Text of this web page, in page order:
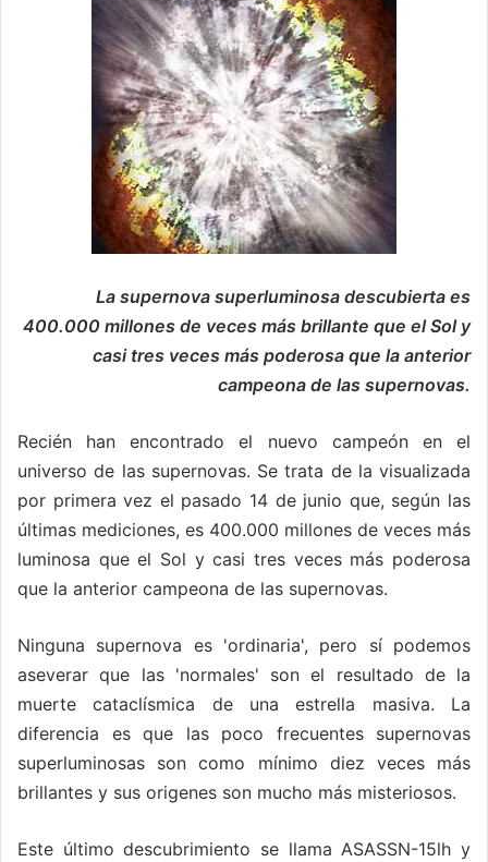
La supernova superluminosa descubierta es
400.000 millones de veces más brillante que el Sol y
casi tres veces más poderosa que la anterior
campeona de las supernovas.
Recién han encontrado el nuevo campeón en el
universo de las supernovas. Se trata de la visualizada
por primera vez el pasado 14 de junio que, según las
últimas mediciones, es 400.000 millones de veces más
luminosa que el Sol y casi tres veces más poderosa
que la anterior campeona de las supernovas.
Ninguna supernova es 'ordinaria', pero sí podemos
aseverar que las 'normales' son el resultado de la
muerte cataclísmica de una estrella masiva. La
diferencia es que las poco frecuentes supernovas
superluminosas son como mínimo diez veces más
brillantes y sus origenes son mucho más misteriosos.
Este último descubrimiento se llama ASASSN-15lh y